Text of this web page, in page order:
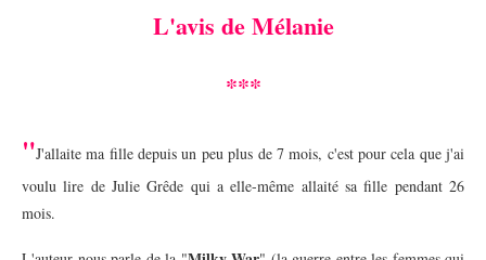
L'avis de Mélanie
***
"J'allaite ma fille depuis un peu plus de 7 mois, c'est pour cela que j'ai
voulu lire de Julie Grêde qui a elle-même allaité sa fille pendant 26
mois.